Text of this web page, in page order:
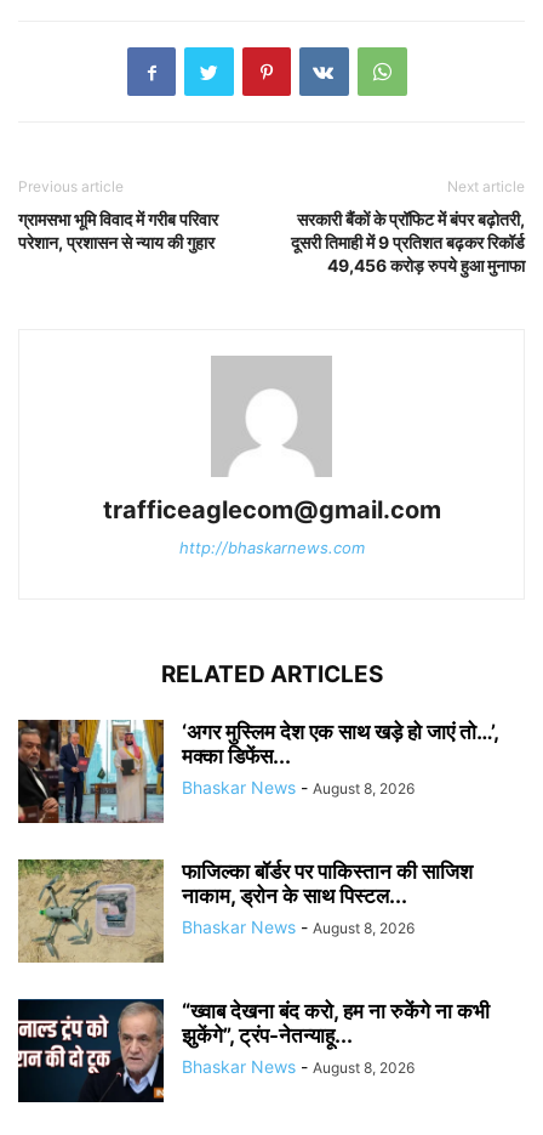
Previous article
ग्रामसभा भूमि विवाद में गरीब परिवार
परेशान, प्रशासन से न्याय की गुहार
Next article
सरकारी बैंकों के प्रॉफिट में बंपर बढ़ोतरी,
दूसरी तिमाही में 9 प्रतिशत बढ़कर रिकॉर्ड
49,456 करोड़ रुपये हुआ मुनाफा
trafficeaglecom@gmail.com
http://bhaskarnews.com
RELATED ARTICLES
‘अगर मुस्लिम देश एक साथ खड़े हो जाएं तो…’,
मक्का डिफेंस...
Bhaskar News - August 8, 2026
फाजिल्का बॉर्डर पर पाकिस्तान की साजिश
नाकाम, ड्रोन के साथ पिस्टल...
Bhaskar News - August 8, 2026
“ख्वाब देखना बंद करो, हम ना रुकेंगे ना कभी
झुकेंगे”, ट्रंप-नेतन्याहू...
Bhaskar News - August 8, 2026